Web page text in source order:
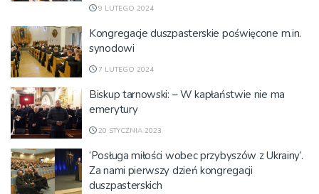
9 LUTEGO 2024
Kongregacje duszpasterskie poświęcone m.in.
synodowi
7 LUTEGO 2024
Biskup tarnowski: – W kapłaństwie nie ma
emerytury
20 STYCZNIA 2023
‘Posługa miłości wobec przybyszów z Ukrainy’.
Za nami pierwszy dzień kongregacji
duszpasterskich